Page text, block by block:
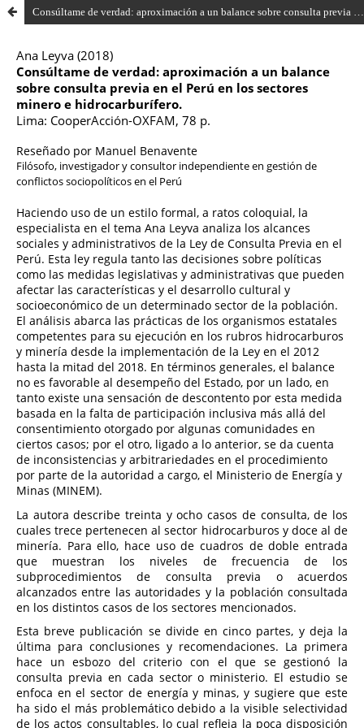
Consúltame de verdad: aproximación a un balance sobre consulta previa en el Perú en los sectores minero e hidrocarburífero de Ana Leyva (2018)